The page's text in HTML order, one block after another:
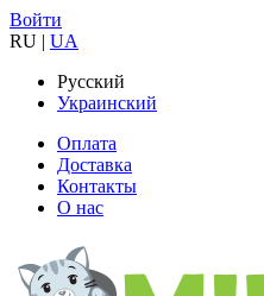
Войти
RU | UA
Русский
Украинский
Оплата
Доставка
Контакты
О нас